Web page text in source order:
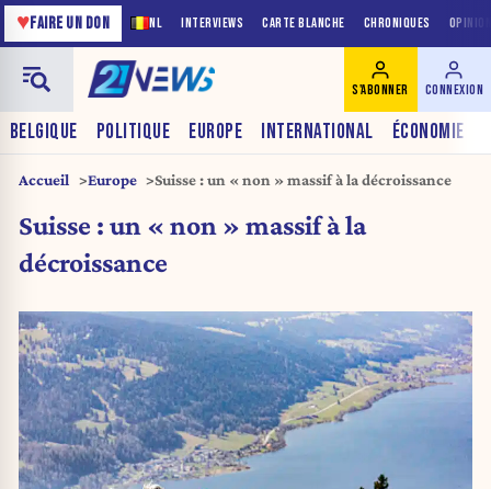
NL INTERVIEWS CARTE BLANCHE CHRONIQUES
♥FAIRE UN DON
BELGIQUE POLITIQUE EUROPE INTERNATIONAL ÉCONOMIE
S'ABONNER CONNEXION
Accueil Europe Suisse : un « non » massif à la décroissance
Suisse : un « non » massif à la
décroissance